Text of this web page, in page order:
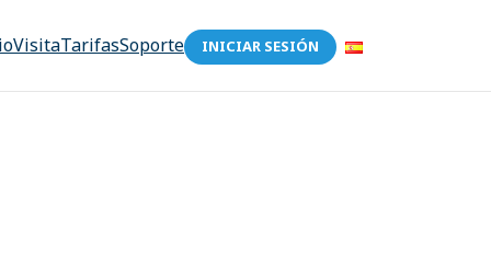
VisitaTarifasSoporte INICIAR SESIÓN